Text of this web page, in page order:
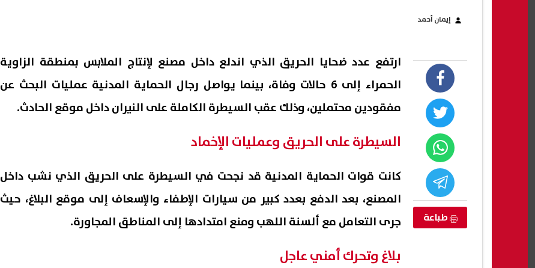
إيمان أحمد
طباعة
ارتفع عدد ضحايا الحريق الذي اندلع داخل مصنع لإنتاج الملابس بمنطقة الزاوية
الحمراء إلى 6 حالات وفاة، بينما يواصل رجال الحماية المدنية عمليات البحث عن
مفقودين محتملين، وذلك عقب السيطرة الكاملة على النيران داخل موقع الحادث.
السيطرة على الحريق وعمليات الإخماد
كانت قوات الحماية المدنية قد نجحت في السيطرة على الحريق الذي نشب داخل
المصنع، بعد الدفع بعدد كبير من سيارات الإطفاء والإسعاف إلى موقع البلاغ، حيث
جرى التعامل مع ألسنة اللهب ومنع امتدادها إلى المناطق المجاورة.
بلاغ وتحرك أمني عاجل